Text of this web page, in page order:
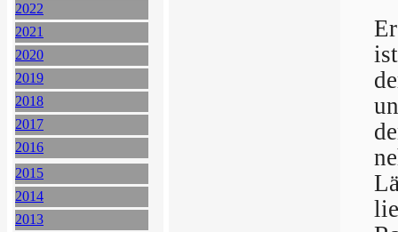
2022
2021
2020
2019
2018
2017
2016
2015
2014
2013